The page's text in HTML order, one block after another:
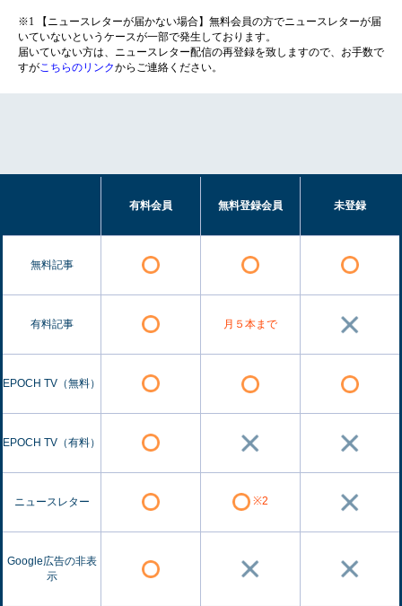
※1 【ニュースレターが届かない場合】無料会員の方でニュースレターが届
いていないというケースが一部で発生しております。
届いていない方は、ニュースレター配信の再登録を致しますので、お手数で
すがこちらのリンクからご連絡ください。
有料会員 無料登録会員 未登録
無料記事
有料記事 月５本まで
EPOCH TV（無料）
EPOCH TV（有料）
ニュースレター ※2
Google広告の非表
示